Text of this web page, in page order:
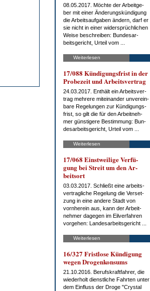
08.05.2017. Möch­te der Ar­beit­ge­
ber mit ei­ner Än­de­rungs­kün­di­gung
die Ar­beits­auf­ga­ben än­dern, darf er
sie nicht in ei­ner wi­der­sprüch­li­chen
Wei­se be­schrei­ben: Bun­des­ar­
beits­ge­richt, Ur­teil vom ...
Weiterlesen
17/088 Kün­di­gungs­frist in der
Pro­be­zeit und Ar­beits­ver­trag
24.03.2017. Ent­hält ein Ar­beits­ver­
trag meh­re­re mit­ein­an­der un­ver­ein­
ba­re Re­ge­lun­gen zur Kün­di­gungs­
frist, so gilt die für den Ar­beit­neh­
mer güns­ti­ge­re Be­stim­mung: Bun­
des­ar­beits­ge­richt, Ur­teil vom ...
Weiterlesen
17/068 Einst­wei­li­ge Ver­fü­
gung bei Streit um den Ar­
beits­ort
03.03.2017. Schließt ei­ne ar­beits­
ver­trag­li­che Re­ge­lung die Ver­set­
zung in ei­ne an­de­re Stadt von
vorn­her­ein aus, kann der Ar­beit­
neh­mer da­ge­gen im Eil­ver­fah­ren
vor­ge­hen: Lan­des­ar­beits­ge­richt ...
Weiterlesen
16/327 Frist­lo­se Kün­di­gung
we­gen Dro­gen­kon­sums
21.10.2016. Be­rufs­kraft­fah­rer, die
wie­der­holt dienst­li­che Fahr­ten un­ter
dem Ein­fluss der Dro­ge "Crys­tal